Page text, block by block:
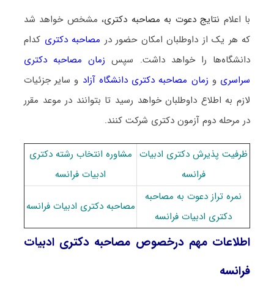
با اعلام نتایج دعوت به مصاحبه دکتری، مشخص خواهد شد
که هر یک از داوطلبان امکان حضور در مصاحبه دکتری کدام
دانشگاه‌ها را خواهد داشت. سپس زمان مصاحبه دکتری
سراسری و زمان مصاحبه دکتری دانشگاه آزاد و سایر جزئیات
لازم به اطلاع داوطلبان خواهد رسید تا بتوانند در موعد مقرر
در مرحله دوم آزمون دکتری شرکت کنند.
ظرفیت پذیرش دکتری ادبیات
فراﻧﺴﻪ
مشاوره انتخاب رشته دکتری
ادبیات فراﻧﺴﻪ
نمره تراز دعوت به مصاحبه
دکتری ادبیات فراﻧﺴﻪ
مصاحبه دکتری ادبیات فراﻧﺴﻪ
اطلاعات مهم درخصوص مصاحبه دکتری ادبیات
فراﻧﺴﻪ